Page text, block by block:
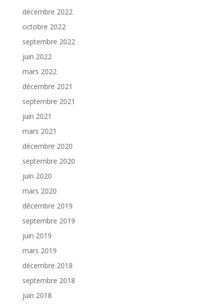
décembre 2022
octobre 2022
septembre 2022
juin 2022
mars 2022
décembre 2021
septembre 2021
juin 2021
mars 2021
décembre 2020
septembre 2020
juin 2020
mars 2020
décembre 2019
septembre 2019
juin 2019
mars 2019
décembre 2018
septembre 2018
juin 2018